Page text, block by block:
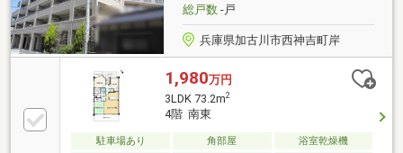
総戸数-戸
兵庫県加古川市西神吉町岸
1,980万円
3LDK 73.2m2
4階 南東
駐車場あり 角部屋
浴室乾燥機